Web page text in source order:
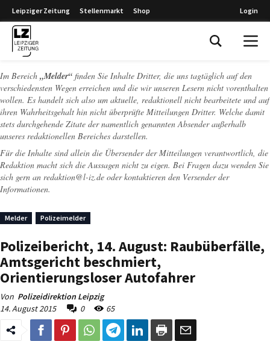
Leipziger Zeitung Stellenmarkt Shop Login
Im Bereich „Melder“ finden Sie Inhalte Dritter, die uns tagtäglich auf den
verschiedensten Wegen erreichen und die wir unseren Lesern nicht vorenthalten
wollen. Es handelt sich also um aktuelle, redaktionell nicht bearbeitete und auf
ihren Wahrheitsgehalt hin nicht überprüfte Mitteilungen Dritter. Welche damit
stets durchgehende Zitate der namentlich genannten Absender außerhalb
unseres redaktionellen Bereiches darstellen.
Für die Inhalte sind allein die Übersender der Mitteilungen verantwortlich, die
Redaktion macht sich die Aussagen nicht zu eigen. Bei Fragen dazu wenden Sie
sich gern an redaktion@l-iz.de oder kontaktieren den Versender der
Informationen.
Melder Polizeimelder
Polizeibericht, 14. August: Raubüberfälle,
Amtsgericht beschmiert,
Orientierungsloser Autofahrer
Von Polizeidirektion Leipzig
14. August 2015
0 65